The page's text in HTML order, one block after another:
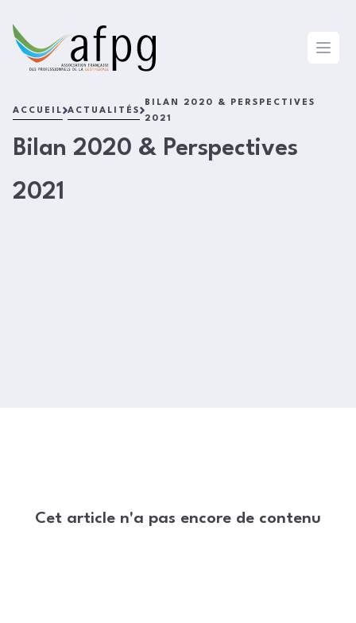
L'AFPG
Open
ACCUEIL ACTUALITÉS
BILAN 2020 & PERSPECTIVES
2021
Bilan 2020 & Perspectives
2021
Cet article n'a pas encore de contenu